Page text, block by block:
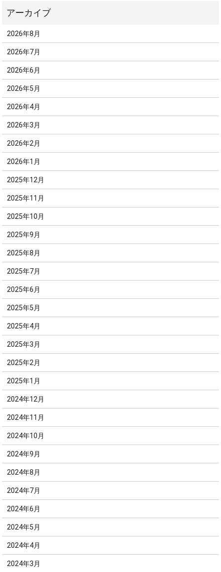
2026年8月
2026年7月
2026年6月
2026年5月
2026年4月
2026年3月
2026年2月
2026年1月
2025年12月
2025年11月
2025年10月
2025年9月
2025年8月
2025年7月
2025年6月
2025年5月
2025年4月
2025年3月
2025年2月
2025年1月
2024年12月
2024年11月
2024年10月
2024年9月
2024年8月
2024年7月
2024年6月
2024年5月
2024年4月
2024年3月